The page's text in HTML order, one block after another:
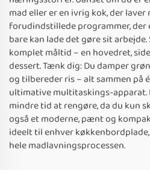
mad eller er en ivrig kok, der
forudindstillede programmer,
bare kan lade det gøre sit
komplet måltid – en hovedret,
dessert. Tænk dig: Du damper
og tilbereder ris – alt sammen på
ultimative multitaskings-apparat.
mindre tid at rengøre, da du kun
også et moderne, pænt og
ideelt til enhver
hele madlavningsprocessen.